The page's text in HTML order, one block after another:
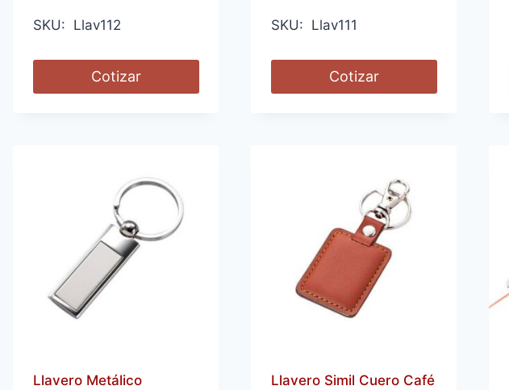
SKU: Llav112
Cotizar
SKU: Llav111
Cotizar
Llavero Metálico
Llavero Simil Cuero Café